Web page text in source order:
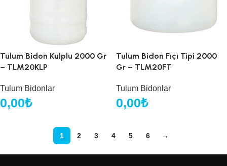
Tulum Bidon Kulplu 2000 Gr
– TLM20KLP
Tulum Bidonlar
0,00₺
Tulum Bidon Fıçı Tipi 2000
Gr – TLM20FT
Tulum Bidonlar
0,00₺
1 2 3 4 5 6 →